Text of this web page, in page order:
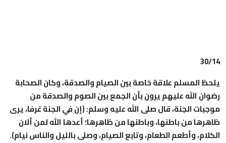
30/14
يلحظ المسلم علاقة خاصة بين الصيام والصدقة، وكان الصحابة
رضوان الله عليهم يرون بأن الجمع بين الصوم والصدقة من
موجبات الجنة، قال صلى الله عليه وسلم: (إن في الجنة غرفا، يرى
ظاهرها من باطنها، وباطنها من ظاهرها؛ أعدها الله لمن ألان
الكلام، وأطعم الطعام، وتابع الصيام، وصلى بالليل والناس نيام).